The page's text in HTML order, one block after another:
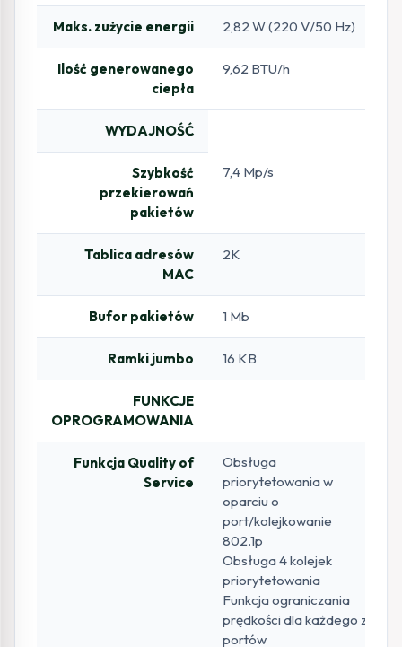
Maks. zużycie energii 2,82 W (220 V/50 Hz)
Ilość generowanego
ciepła
9,62 BTU/h
WYDAJNOŚĆ
Szybkość
przekierowań
pakietów
7,4 Mp/s
Tablica adresów
MAC
2K
Bufor pakietów 1 Mb
Ramki jumbo 16 KB
FUNKCJE
OPROGRAMOWANIA
Funkcja Quality of
Service
Obsługa
priorytetowania w
oparciu o
port/kolejkowanie
802.1p
Obsługa 4 kolejek
priorytetowania
Funkcja ograniczania
prędkości dla każdego z
portów